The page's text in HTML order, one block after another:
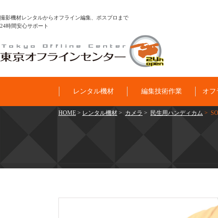
撮影機材レンタルからオフライン編集、ポスプロまで
24時間安心サポート
レンタル機材 編集技術作業 オフ
HOME > レンタル機材 > カメラ > 民生用ハンディカム >